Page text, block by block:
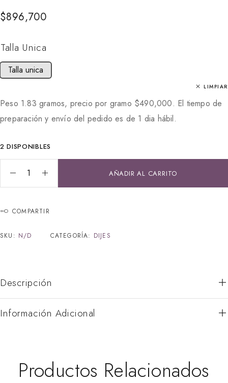
$896,700
Talla Unica
Talla unica
LIMPIAR
Peso 1.83 gramos, precio por gramo $490,000. El tiempo de
preparación y envío del pedido es de 1 dia hábil.
2 DISPONIBLES
AÑADIR AL CARRITO
COMPARTIR
SKU: N/D CATEGORÍA: DIJES
Descripción
Información Adicional
Productos Relacionados